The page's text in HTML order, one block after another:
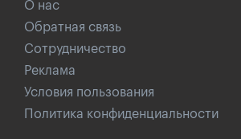
О нас
Обратная связь
Сотрудничество
Реклама
Условия пользования
Политика конфиденциальности